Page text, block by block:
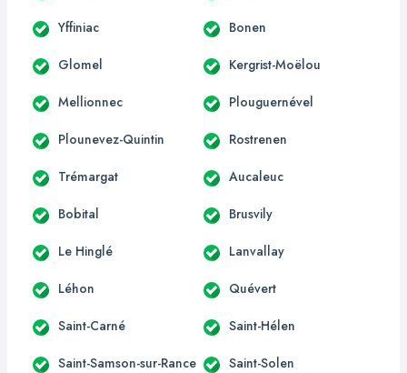
Yffiniac Bonen
Glomel Kergrist-Moëlou
Mellionnec Plouguernével
Plounevez-Quintin Rostrenen
Trémargat Aucaleuc
Bobital Brusvily
Le Hinglé Lanvallay
Léhon Quévert
Saint-Carné Saint-Hélen
Saint-Samson-sur-Rance Saint-Solen